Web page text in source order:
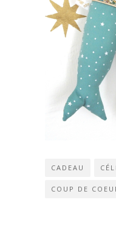
CADEAU
COUP DE